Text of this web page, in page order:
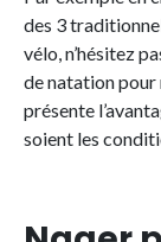
des 3
vélo, n’hésitez
de natation pour
présente
soient les